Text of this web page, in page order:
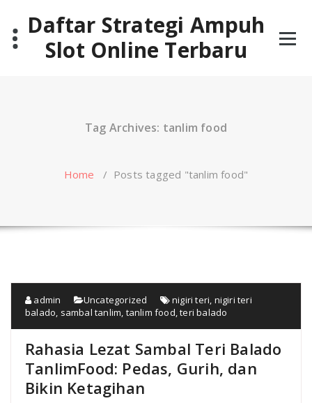
contentDaftar Strategi Ampuh
Slot Online Terbaru
Tag Archives: tanlim food
Home / Posts tagged "tanlim food"
admin Uncategorized nigiri teri nigiri teri
balado sambal tanlim tanlim food ,teri balado
Rahasia Lezat Sambal Teri Balado
TanlimFood: Pedas, Gurih, dan
Bikin Ketagihan